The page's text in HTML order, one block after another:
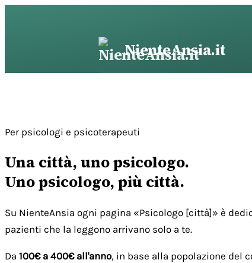
NienteAnsia.it
Per psicologi e psicoterapeuti
Una città, uno psicologo.
Uno psicologo, più città.
Su NienteAnsia ogni pagina «Psicologo [città]» è
pazienti che la leggono arrivano solo a te.
Da 100€ a 400€ all'anno, in base alla popolazione del